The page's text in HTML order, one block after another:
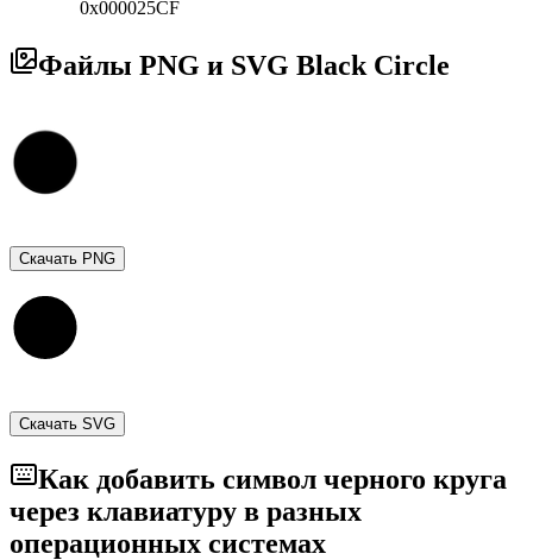
0x000025CF
Файлы PNG и SVG Black Circle
Скачать PNG
Скачать SVG
Как добавить символ черного круга
через клавиатуру в разных
операционных системах